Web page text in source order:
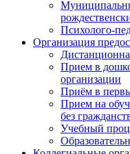
Психолого-
Организация
Прием в
организации
Приём в
Прием на
без
Учебный